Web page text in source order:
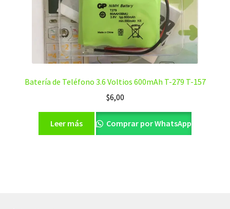
Batería de Teléfono 3.6 Voltios 600mAh T-279 T-157
$6,00
Leer más Comprar por WhatsApp